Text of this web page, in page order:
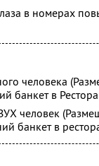
в номерах
человека
банкет в
человек
банкет в